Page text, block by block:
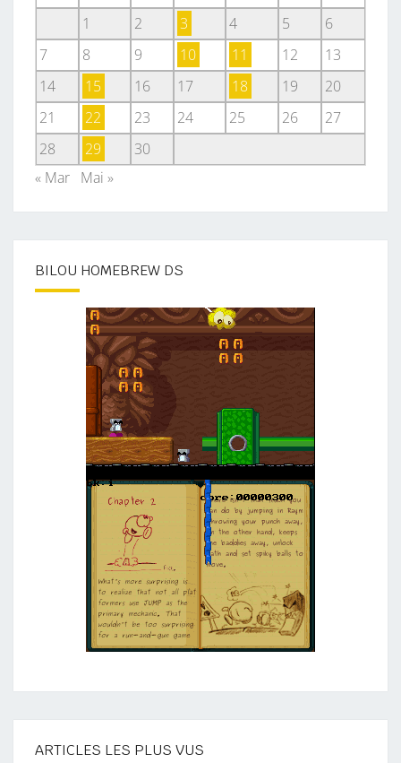
1
2 3 4 5
6
7
8 9 10 11 12
13
14
15 16 17 18 19
20
21
22 23 24 25 26
27
28
29
30
« Mar Mai »
BILOU HOMEBREW DS
ARTICLES LES PLUS VUS